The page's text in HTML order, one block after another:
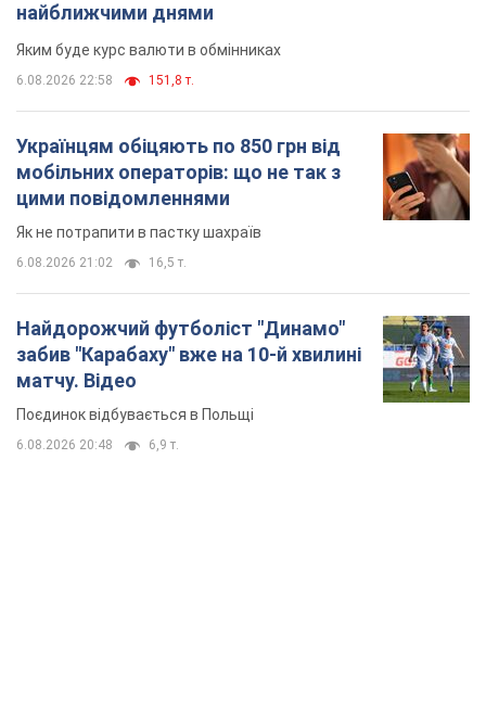
найближчими днями
Яким буде курс валюти в обмінниках
6.08.2026 22:58 151,8 т.
Українцям обіцяють по 850 грн від
мобільних операторів: що не так з
цими повідомленнями
Як не потрапити в пастку шахраїв
6.08.2026 21:02 16,5 т.
Найдорожчий футболіст "Динамо"
забив "Карабаху" вже на 10-й хвилині
матчу. Відео
Поєдинок відбувається в Польщі
6.08.2026 20:48 6,9 т.